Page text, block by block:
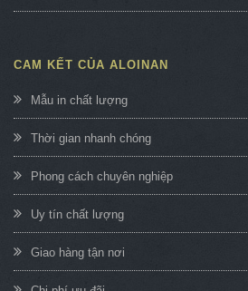
CAM KẾT CỦA ALOINAN
Mẫu in chất lượng
Thời gian nhanh chóng
Phong cách chuyên nghiệp
Uy tín chất lượng
Giao hàng tận nơi